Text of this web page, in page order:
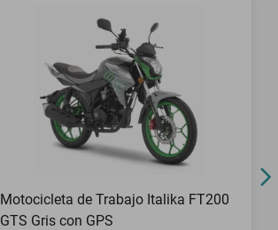
Motocicleta de Trabajo Italika FT200
GTS Gris con GPS